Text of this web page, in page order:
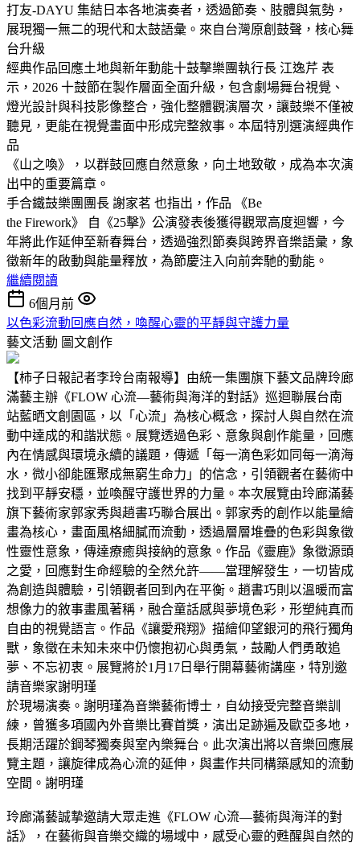
打友-DAYU 集結日本各地演奏者，透過節奏、肢體與氣勢，
展現獨一無二的現代和太鼓語彙。來自台灣原創鼓聲，核心舞
台升級
經典作品回應土地與新年動能十鼓擊樂團執行長 江逸芹 表
示，2026 十鼓節在製作層面全面升級，包含劇場舞台視覺、
燈光設計與科技影像整合，強化整體觀演層次，讓鼓樂不僅被
聽見，更能在視覺畫面中形成完整敘事。本屆特別選演經典作
品
《山之喚》，以群鼓回應自然意象，向土地致敬，成為本次演
出中的重要篇章。
手合鐵鼓樂團團長 謝家茗 也指出，作品 《Be
the Firework》 自《25擊》公演發表後獲得觀眾高度迴響，今
年將此作延伸至新春舞台，透過強烈節奏與跨界音樂語彙，象
徵新年的啟動與能量釋放，為節慶注入向前奔馳的動能。
繼續閱讀
6個月前
以色彩流動回應自然，喚醒心靈的平靜與守護力量
藝文活動 圖文創作
【柿子日報記者李玲台南報導】由統一集團旗下藝文品牌玲廊
滿藝主辦《FLOW 心流—藝術與海洋的對話》巡迴聯展台南
站藍晒文創園區，以「心流」為核心概念，探討人與自然在流
動中達成的和諧狀態。展覽透過色彩、意象與創作能量，回應
內在情感與環境永續的議題，傳遞「每一滴色彩如同每一滴海
水，微小卻能匯聚成無窮生命力」的信念，引領觀者在藝術中
找到平靜安穩，並喚醒守護世界的力量。本次展覽由玲廊滿藝
旗下藝術家郭家秀與趙書巧聯合展出。郭家秀的創作以能量繪
畫為核心，畫面風格細膩而流動，透過層層堆疊的色彩與象徵
性靈性意象，傳達療癒與接納的意象。作品《靈鹿》象徵源頭
之愛，回應對生命經驗的全然允許——當理解發生，一切皆成
為創造與體驗，引領觀者回到內在平衡。趙書巧則以溫暖而富
想像力的敘事畫風著稱，融合童話感與夢境色彩，形塑純真而
自由的視覺語言。作品《讓愛飛翔》描繪仰望銀河的飛行獨角
獸，象徵在未知未來中仍懷抱初心與勇氣，鼓勵人們勇敢追
夢、不忘初衷。展覽將於1月17日舉行開幕藝術講座，特別邀
請音樂家謝明瑾
於現場演奏。謝明瑾為音樂藝術博士，自幼接受完整音樂訓
練，曾獲多項國內外音樂比賽首獎，演出足跡遍及歐亞多地，
長期活躍於鋼琴獨奏與室內樂舞台。此次演出將以音樂回應展
覽主題，讓旋律成為心流的延伸，與畫作共同構築感知的流動
空間。謝明瑾
玲廊滿藝誠摯邀請大眾走進《FLOW 心流—藝術與海洋的對
話》，在藝術與音樂交織的場域中，感受心靈的甦醒與自然的